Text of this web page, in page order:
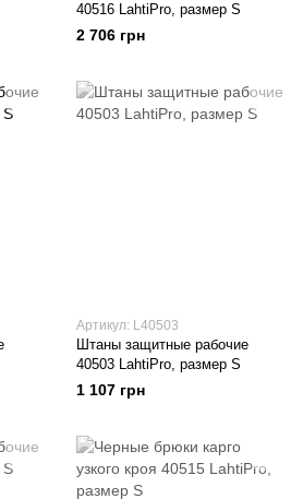
40516 LahtiPro, размер S
2 706 грн
Артикул: L40503
Штаны защитные рабочие
40503 LahtiPro, размер S
1 107 грн